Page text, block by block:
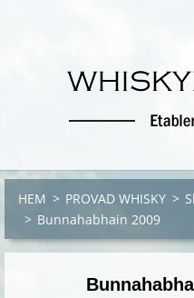
HEM > PROVAD WHISKY >
> Bunnahabhain 2009